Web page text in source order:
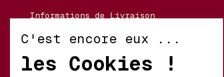
Informations de Livraison
Conditions d’Utilisation
C'est encore eux ...
les Cookies !